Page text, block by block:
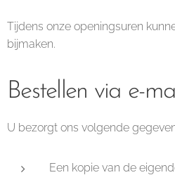
Tijdens onze openingsuren
bijmaken.
Bestellen via e-
U bezorgt ons volgende
Een kopie van de